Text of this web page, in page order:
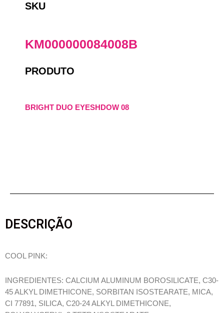
SKU
KM000000084008B
PRODUTO
BRIGHT DUO EYESHDOW 08
DESCRIÇÃO
COOL PINK:
INGREDIENTES: CALCIUM ALUMINUM BOROSILICATE, C30-
45 ALKYL DIMETHICONE, SORBITAN ISOSTEARATE, MICA,
CI 77891, SILICA, C20-24 ALKYL DIMETHICONE,